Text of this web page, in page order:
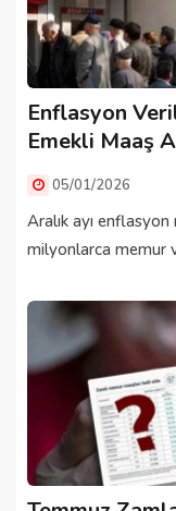
Enflasyon
Emekli Maaş
05/01/2026
Aralık ayı enflasyon
milyonlarca memur